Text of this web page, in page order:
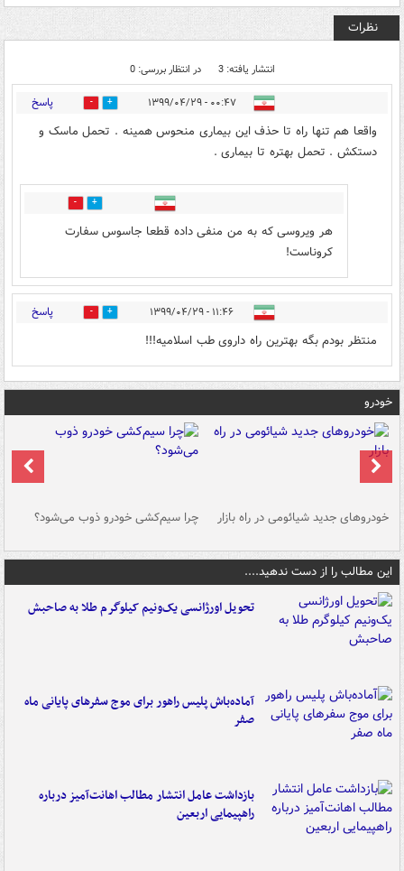
نظرات
انتشار یافته: 3 در انتظار بررسی: 0
۰۰:۴۷ - ۱۳۹۹/۰۴/۲۹ 5 پاسخ
واقعا هم تنها راه تا حذف این بیماری منحوس همینه . تحمل ماسک و
دستکش . تحمل بهتره تا بیماری .
1
هر ویروسی که به من منفی داده قطعا جاسوس سفارت
کروناست!
۱۱:۴۶ - ۱۳۹۹/۰۴/۲۹ 1 پاسخ
منتظر بودم بگه بهترین راه داروی طب اسلامیه!!!
خودرو
خودروهای جدید شیائومی در راه بازار چرا سیم‌کشی خودرو ذوب می‌شود؟
این مطالب را از دست ندهید....
تحویل اورژانسی یک‌ونیم کیلوگرم طلا به صاحبش
آماده‌باش پلیس راهور برای موج سفرهای پایانی ماه
صفر
بازداشت عامل انتشار مطالب اهانت‌آمیز درباره
راهپیمایی اربعین